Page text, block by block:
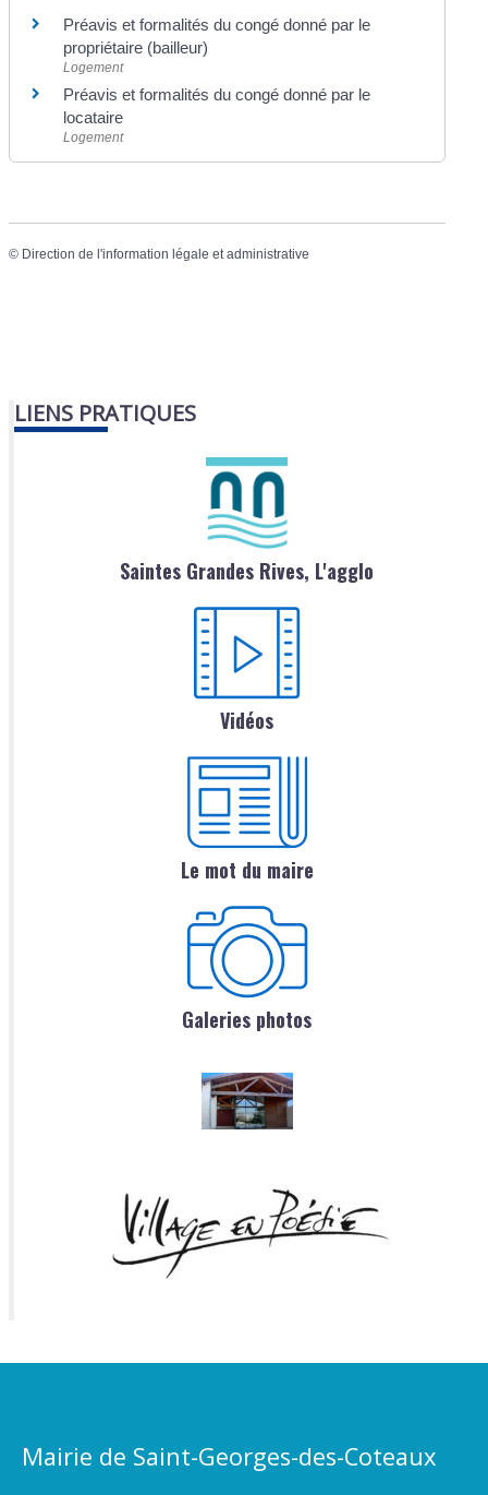
Préavis et formalités du congé donné par le
propriétaire (bailleur)
Logement
Préavis et formalités du congé donné par le
locataire
Logement
© Direction de l'information légale et administrative
LIENS PRATIQUES
Saintes Grandes Rives, L'agglo
Vidéos
Le mot du maire
Galeries photos
Mairie de Saint-Georges-des-Coteaux